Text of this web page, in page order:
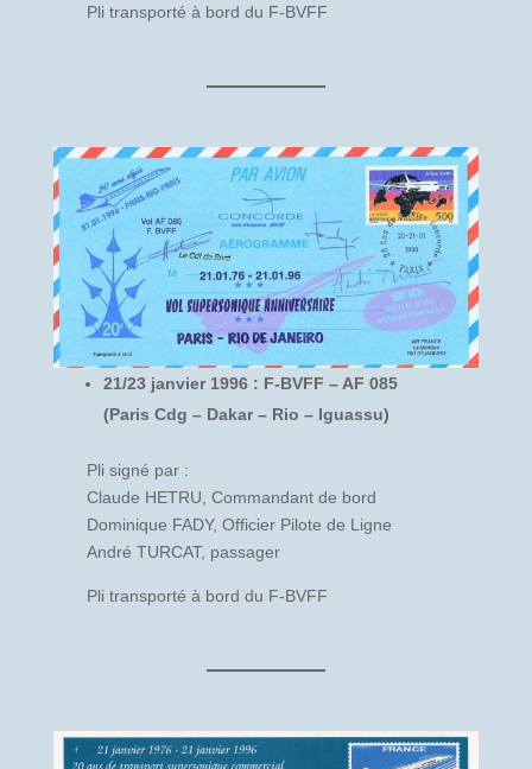
Pli transporté à bord du F-BVFF
21/23 janvier 1996 : F-BVFF – AF 085
(Paris Cdg – Dakar – Rio – Iguassu)
Pli signé par :
Claude HETRU, Commandant de bord
Dominique FADY, Officier Pilote de Ligne
André TURCAT, passager
Pli transporté à bord du F-BVFF